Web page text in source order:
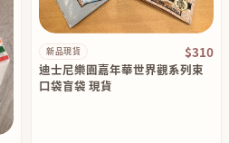
新品現貨 $310
迪士尼樂園嘉年華世界觀系列束
口袋盲袋 現貨